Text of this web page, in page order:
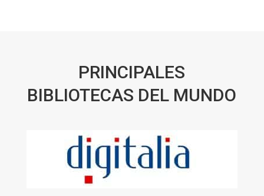
PRINCIPALES
BIBLIOTECAS DEL MUNDO